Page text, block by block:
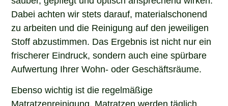
Dabei achten wir stets darauf, materialschonend
zu arbeiten und die Reinigung auf den jeweiligen
Stoff abzustimmen. Das Ergebnis ist nicht nur ein
frischerer Eindruck, sondern auch eine spürbare
Aufwertung Ihrer Wohn- oder Geschäftsräume.
Ebenso wichtig ist die regelmäßige
Matratzenreinigung. Matratzen werden täglich